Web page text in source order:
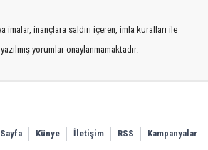
inançlara saldırı içeren, imla kuralları ile
yorumlar onaylanmamaktadır.
Künye İletişim RSS Kampanyalar